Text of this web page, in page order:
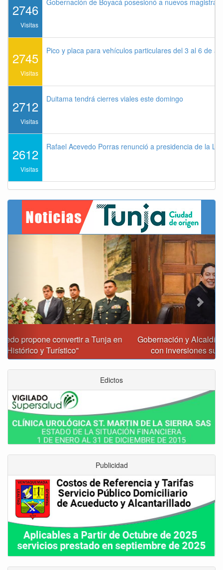
2746
Visitas
2745
Visitas
Pico y placa para vehículos particulares del 3 al 6 de
2712
Visitas
Duitama tendrá cierres viales este domingo
2612
Visitas
Rafael Acevedo Porras renunció a presidencia de la
Gobernación y Alcaldía de Tunja revisan 120 proyectos
con inversiones superiores a $385.000 millones
Next
Edictos
Publicidad